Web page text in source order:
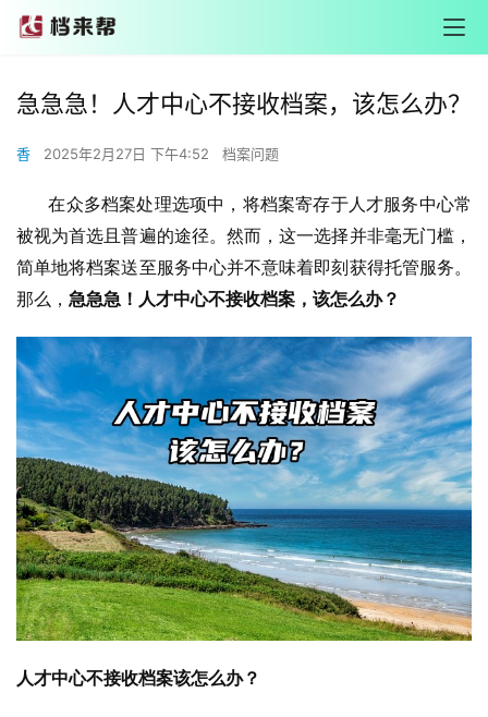
急急急！人才中心不接收档案，该怎么办？
香 2025年2月27日 下午4:52 档案问题
在众多档案处理选项中，将档案寄存于人才服务中心常
被视为首选且普遍的途径。然而，这一选择并非毫无门槛，
简单地将档案送至服务中心并不意味着即刻获得托管服务。
那么， 急急急！人才中心不接收档案，该怎么办？
人才中心不接收档案该怎么办？